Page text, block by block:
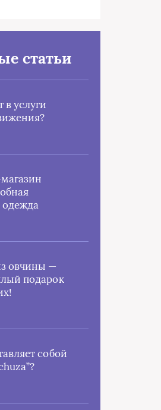
статьи
в услуги
овчины —
подарок
собой